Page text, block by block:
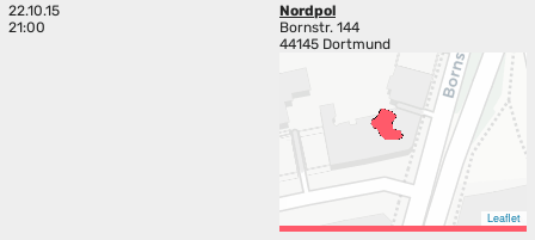
22.10.15
21:00
Nordpol
Bornstr. 144
44145 Dortmund
Leaflet